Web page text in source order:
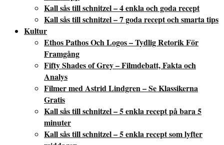
Kall sås till schnitzel – 4 enkla och goda recept
Kall sås till schnitzel – 7 goda recept och smarta tips
Kultur
Ethos Pathos Och Logos – Tydlig Retorik För
Framgång
Fifty Shades of Grey – Filmdebatt, Fakta och
Analys
Filmer med Astrid Lindgren – Se Klassikerna
Gratis
Kall sås till schnitzel – 5 enkla recept på bara 5
minuter
Kall sås till schnitzel – 5 enkla recept som lyfter